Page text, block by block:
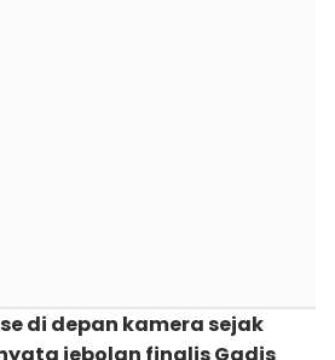
di depan kamera sejak